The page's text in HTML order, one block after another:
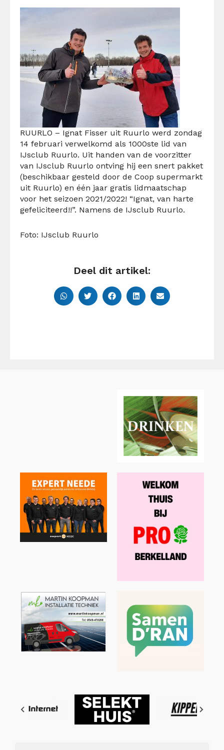
RUURLO – Ignat Fisser uit Ruurlo werd zondag
14 februari verwelkomd als 1000ste lid van
IJsclub Ruurlo. Uit handen van de voorzitter
van IJsclub Ruurlo ontving hij een snert pakket
(beschikbaar gesteld door de Coop supermarkt
uit Ruurlo) en één jaar gratis lidmaatschap
voor het seizoen 2021/2022! “Ignat, van harte
gefeliciteerd!!”. Namens de IJsclub Ruurlo.
Foto: IJsclub Ruurlo
Deel dit artikel: